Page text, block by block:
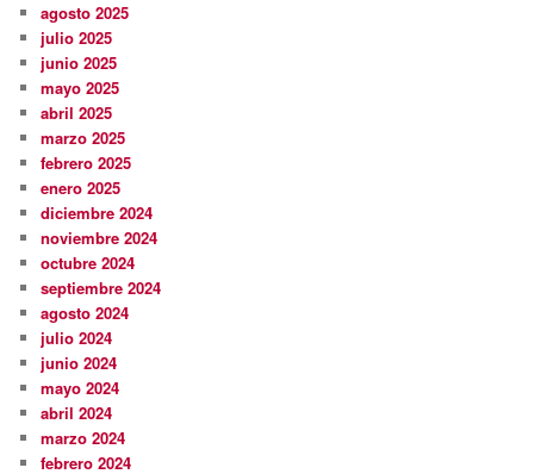
agosto 2025
julio 2025
junio 2025
mayo 2025
abril 2025
marzo 2025
febrero 2025
enero 2025
diciembre 2024
noviembre 2024
octubre 2024
septiembre 2024
agosto 2024
julio 2024
junio 2024
mayo 2024
abril 2024
marzo 2024
febrero 2024